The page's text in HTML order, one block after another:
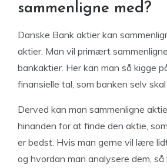
sammenligne med?
Danske Bank aktier kan
aktier. Man vil primært
bankaktier. Her kan man så kigge
finansielle tal, som banken selv
Derved kan man sammenligne
hinanden for at finde den aktie,
er bedst. Hvis man gerne vil lære
og hvordan man analysere dem,